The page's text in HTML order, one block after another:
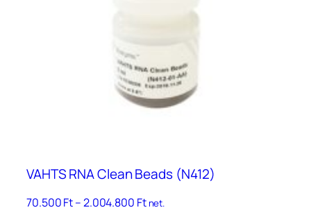
VAHTS RNA Clean Beads (N412)
70.500Ft–2.004.800 FtÁrtartomány:
net.